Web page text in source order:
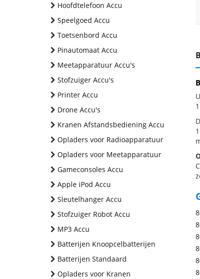
Hoofdtelefoon Accu
Speelgoed Accu
Toetsenbord Accu
Pinautomaat Accu
Meetapparatuur Accu's
Stofzuiger Accu's
Printer Accu
Drone Accu's
Kranen Afstandsbediening Accu
Opladers voor Radioapparatuur
Opladers voor Meetapparatuur
Gameconsoles Accu
Apple iPod Accu
Sleutelhanger Accu
Stofzuiger Robot Accu
MP3 Accu
Batterijen Knoopcelbatterijen
Batterijen Standaard
Opladers voor Kranen